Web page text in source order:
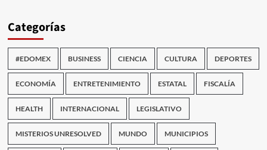
Categorías
#EDOMEX BUSINESS CIENCIA CULTURA DEPORTES
ECONOMÍA ENTRETENIMIENTO ESTATAL FISCALÍA
HEALTH INTERNACIONAL LEGISLATIVO
MISTERIOS UNRESOLVED MUNDO MUNICIPIOS